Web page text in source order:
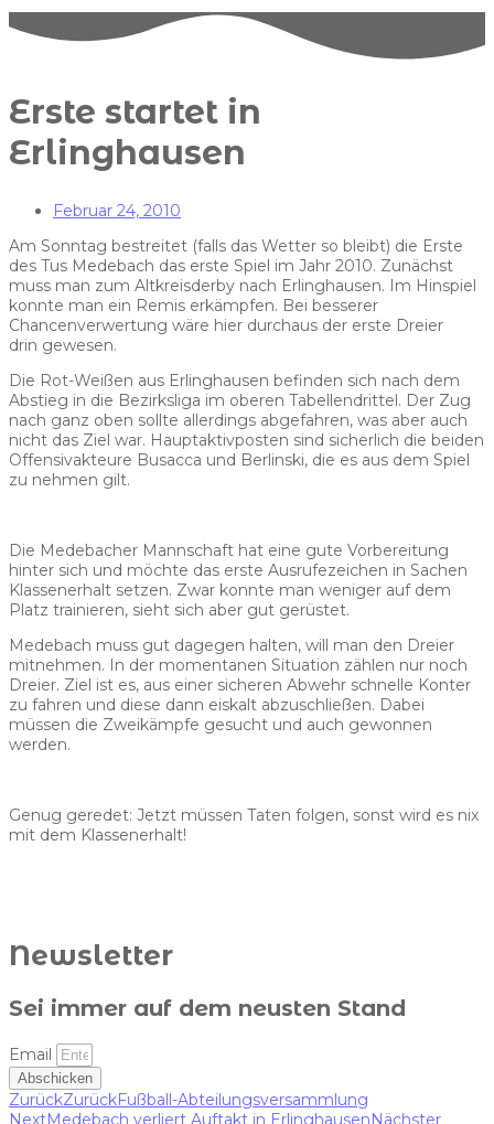
Erste startet in
Erlinghausen
Februar 24, 2010
Am Sonntag bestreitet (falls das Wetter so bleibt) die Erste
des Tus Medebach das erste Spiel im Jahr 2010. Zunächst
muss man zum Altkreisderby nach Erlinghausen. Im Hinspiel
konnte man ein Remis erkämpfen. Bei besserer
Chancenverwertung wäre hier durchaus der erste Dreier
drin gewesen.
Die Rot-Weißen aus Erlinghausen befinden sich nach dem
Abstieg in die Bezirksliga im oberen Tabellendrittel. Der Zug
nach ganz oben sollte allerdings abgefahren, was aber auch
nicht das Ziel war. Hauptaktivposten sind sicherlich die beiden
Offensivakteure Busacca und Berlinski, die es aus dem Spiel
zu nehmen gilt.
Die Medebacher Mannschaft hat eine gute Vorbereitung
hinter sich und möchte das erste Ausrufezeichen in Sachen
Klassenerhalt setzen. Zwar konnte man weniger auf dem
Platz trainieren, sieht sich aber gut gerüstet.
Medebach muss gut dagegen halten, will man den Dreier
mitnehmen. In der momentanen Situation zählen nur noch
Dreier. Ziel ist es, aus einer sicheren Abwehr schnelle Konter
zu fahren und diese dann eiskalt abzuschließen. Dabei
müssen die Zweikämpfe gesucht und auch gewonnen
werden.
Genug geredet: Jetzt müssen Taten folgen, sonst wird es nix
mit dem Klassenerhalt!
Newsletter
Sei immer auf dem neusten Stand
Email
Abschicken
ZurückZurückFußball-Abteilungsversammlung
NextMedebach verliert Auftakt in ErlinghausenNächster